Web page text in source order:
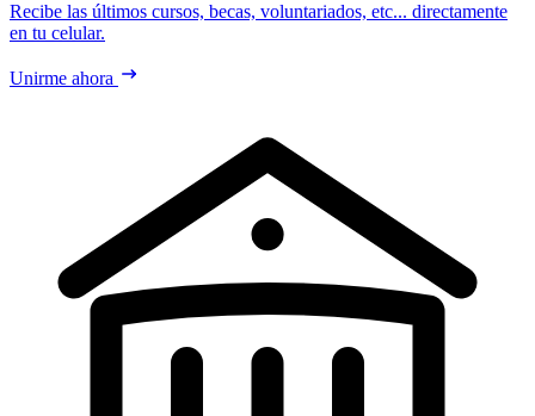
Recibe las últimos cursos, becas, voluntariados, etc... directamente
en tu celular.
Unirme ahora